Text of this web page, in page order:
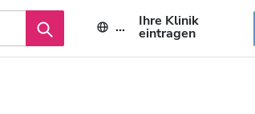
DE Ihre Klinik
eintragen